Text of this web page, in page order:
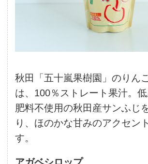
秋田「五十嵐果樹園」のりん
は、100％ストレート果汁。
肥料不使用の秋田産サンふじ
り、ほのかな甘みのアクセン
す。